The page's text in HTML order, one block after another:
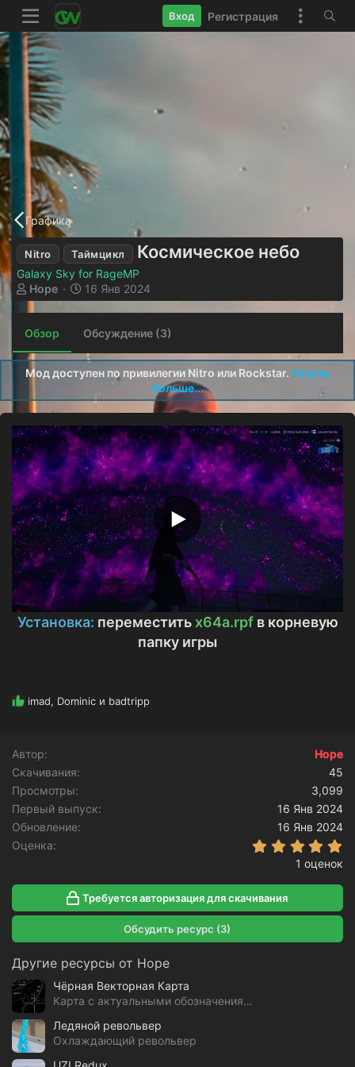
Вход Регистрация
Графика
Nitro Таймцикл Космическое небо
Galaxy Sky for RageMP
А
в
о
р
Hope
Д
а
а
о
з
н
и
я
16 Янв 2024
Обзор Обсуждение (3)
Мод доступен по привилегии Nitro или Rockstar. Узнать
больше...
Установка: переместить x64a.rpfв корневую
папку игры
Р
ц
и
и
imad, Dominic и badtripp
Автор
Hope
Скачивания
45
Просмотры
3,099
Первый выпуск
16 Янв 2024
Обновление
16 Янв 2024
Оценка
1 оценок
Требуется авторизация для скачивания
Обсудить ресурс (3)
Другие ресурсы от Hope
Чёрная Векторная Карта
Карта с актуальными обозначениями GTA 5 RP
Ледяной револьвер
Охлаждающий револьвер